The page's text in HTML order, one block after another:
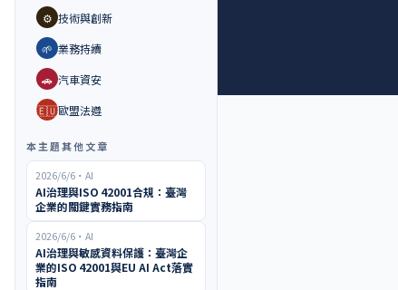
⚙️ 技術與創新
🌱 業務持續
🚗 汽車資安
🇪🇺歐盟法遵
本主題其他文章
2026/6/6 ・ AI
AI治理與ISO 42001合規：臺灣
企業的關鍵實務指南
2026/6/6 ・ AI
AI治理與敏感資料保護：臺灣企
業的ISO 42001與EU AI Act落實
指南